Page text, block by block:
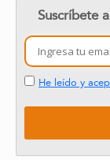
Suscríbete
He leído y